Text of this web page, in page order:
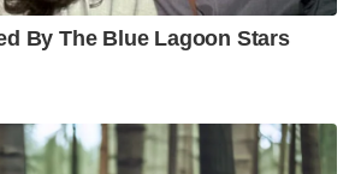
matrícula no ensino
que for ingressar no
concomitante;
Criança atualizado ou
By The Blue Lagoon Stars